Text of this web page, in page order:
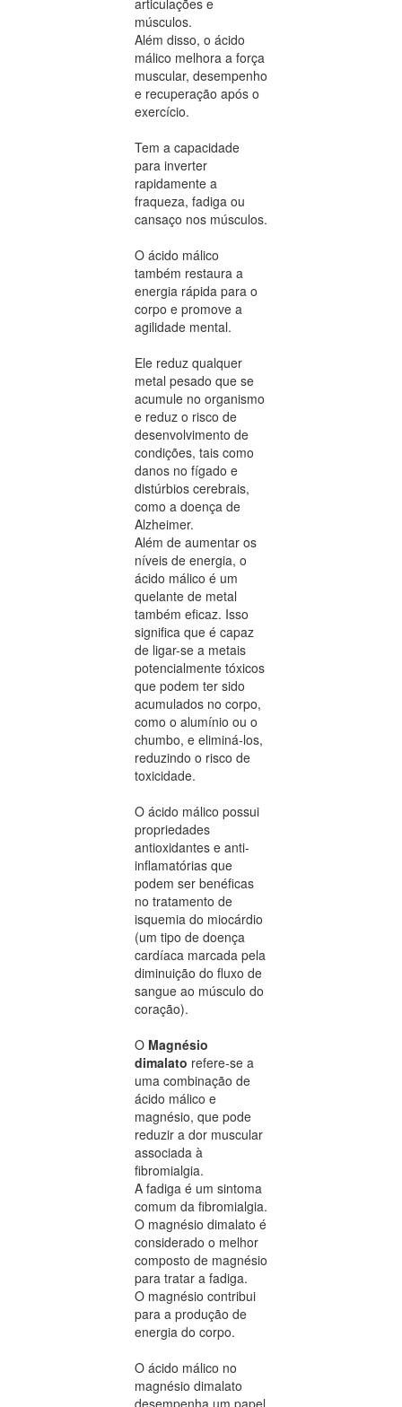
músculos.
Além disso, o ácido
málico melhora a força
muscular, desempenho
e recuperação após o
exercício.
Tem a capacidade
para inverter
rapidamente a
fraqueza, fadiga ou
cansaço nos músculos.
O ácido málico
também restaura a
energia rápida para o
corpo e promove a
agilidade mental.
Ele reduz qualquer
metal pesado que se
acumule no organismo
e reduz o risco de
desenvolvimento de
condições, tais como
danos no fígado e
distúrbios cerebrais,
como a doença de
Alzheimer.
Além de aumentar os
níveis de energia, o
ácido málico é um
quelante de metal
também eficaz. Isso
significa que é capaz
de ligar-se a metais
potencialmente tóxicos
que podem ter sido
acumulados no corpo,
como o alumínio ou o
chumbo, e eliminá-los,
reduzindo o risco de
toxicidade.
O ácido málico possui
propriedades
antioxidantes e anti-
inflamatórias que
podem ser benéficas
no tratamento de
isquemia do miocárdio
(um tipo de doença
cardíaca marcada pela
diminuição do fluxo de
sangue ao músculo do
coração).
O Magnésio
dimalato refere-se a
uma combinação de
ácido málico e
magnésio, que pode
reduzir a dor muscular
associada à
fibromialgia.
A fadiga é um sintoma
comum da fibromialgia.
O magnésio dimalato é
considerado o melhor
composto de magnésio
para tratar a fadiga.
O magnésio contribui
para a produção de
energia do corpo.
O ácido málico no
magnésio dimalato
desempenha um papel